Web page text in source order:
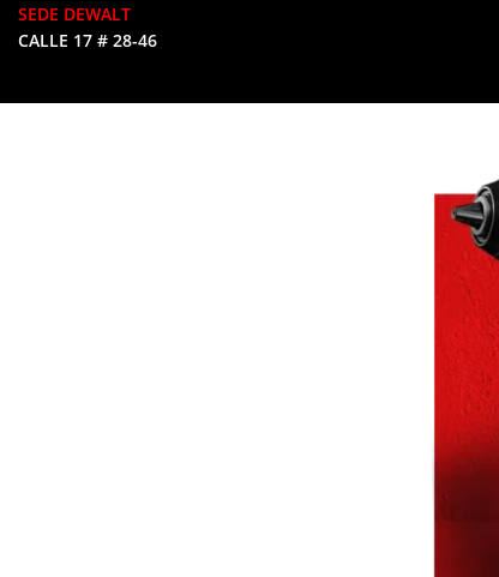
SEDE DEWALT
CALLE 17 # 28-46